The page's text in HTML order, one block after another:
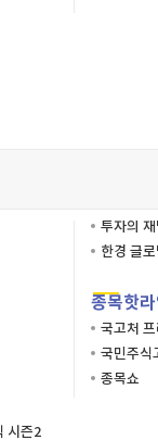
시즌2
투자의
한경 글
종목핫
국고처
국민주식
종목쇼